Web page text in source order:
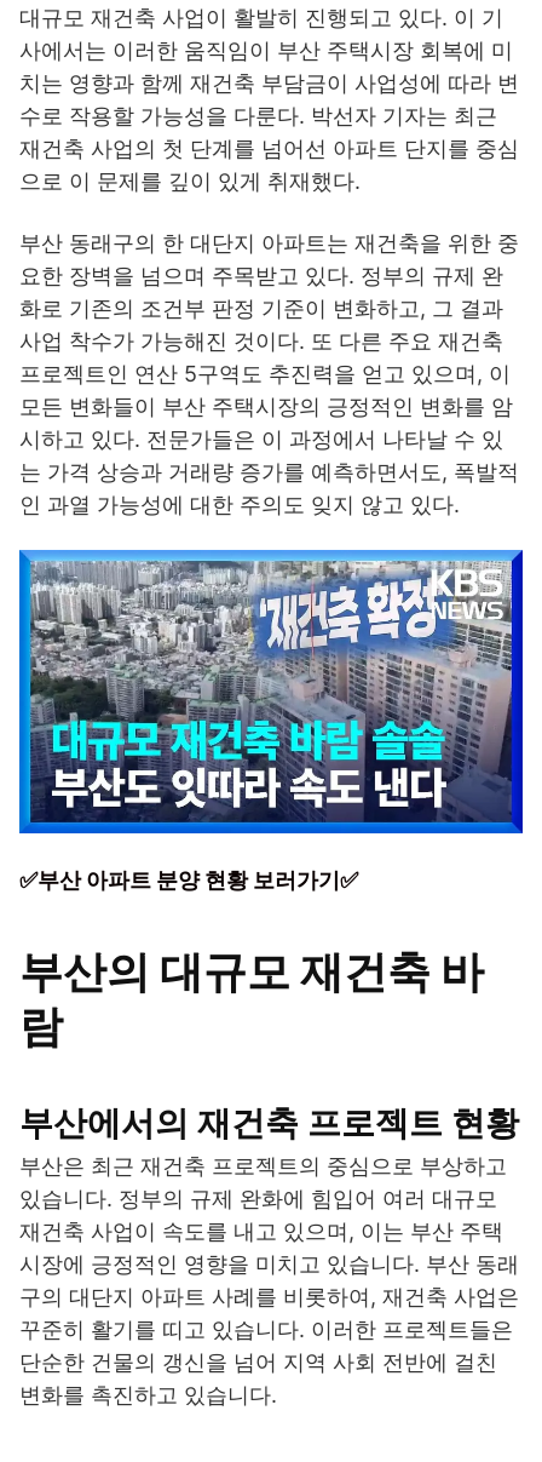
대규모 재건축 사업이 활발히 진행되고 있다. 이 기
사에서는 이러한 움직임이 부산 주택시장 회복에 미
치는 영향과 함께 재건축 부담금이 사업성에 따라 변
수로 작용할 가능성을 다룬다. 박선자 기자는 최근
재건축 사업의 첫 단계를 넘어선 아파트 단지를 중심
으로 이 문제를 깊이 있게 취재했다.
부산 동래구의 한 대단지 아파트는 재건축을 위한 중
요한 장벽을 넘으며 주목받고 있다. 정부의 규제 완
화로 기존의 조건부 판정 기준이 변화하고, 그 결과
사업 착수가 가능해진 것이다. 또 다른 주요 재건축
프로젝트인 연산 5구역도 추진력을 얻고 있으며, 이
모든 변화들이 부산 주택시장의 긍정적인 변화를 암
시하고 있다. 전문가들은 이 과정에서 나타날 수 있
는 가격 상승과 거래량 증가를 예측하면서도, 폭발적
인 과열 가능성에 대한 주의도 잊지 않고 있다.
✅부산 아파트 분양 현황 보러가기✅
부산의 대규모 재건축 바
람
부산에서의 재건축 프로젝트 현황
부산은 최근 재건축 프로젝트의 중심으로 부상하고
있습니다. 정부의 규제 완화에 힘입어 여러 대규모
재건축 사업이 속도를 내고 있으며, 이는 부산 주택
시장에 긍정적인 영향을 미치고 있습니다. 부산 동래
구의 대단지 아파트 사례를 비롯하여, 재건축 사업은
꾸준히 활기를 띠고 있습니다. 이러한 프로젝트들은
단순한 건물의 갱신을 넘어 지역 사회 전반에 걸친
변화를 촉진하고 있습니다.